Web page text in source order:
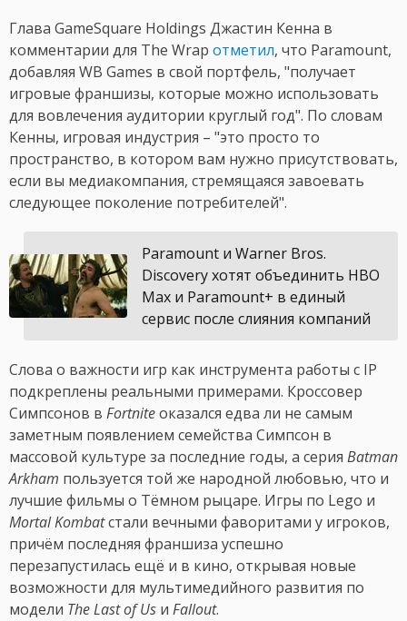
Глава GameSquare Holdings Джастин Кенна в
комментарии для The Wrap отметил, что Paramount,
добавляя WB Games в свой портфель, "получает
игровые франшизы, которые можно использовать
для вовлечения аудитории круглый год". По словам
Кенны, игровая индустрия – "это просто то
пространство, в котором вам нужно присутствовать,
если вы медиакомпания, стремящаяся завоевать
следующее поколение потребителей".
Paramount и Warner Bros.
Discovery хотят объединить HBO
Max и Paramount+ в единый
сервис после слияния компаний
Слова о важности игр как инструмента работы с IP
подкреплены реальными примерами. Кроссовер
Симпсонов в Fortniteоказался едва ли не самым
заметным появлением семейства Симпсон в
массовой культуре за последние годы, а серия Batman
Arkham пользуется той же народной любовью, что и
лучшие фильмы о Тёмном рыцаре. Игры по Lego и
Mortal Kombatстали вечными фаворитами у игроков,
причём последняя франшиза успешно
перезапустилась ещё и в кино, открывая новые
возможности для мультимедийного развития по
модели The Last of Us и Fallout.